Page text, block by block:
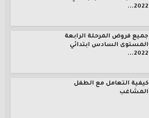
2022...
جميع فروض المرحلة الرابعة
المستوى السادس ابتدائي
2022...
كيفية التعامل مع الطفل
المشاغب